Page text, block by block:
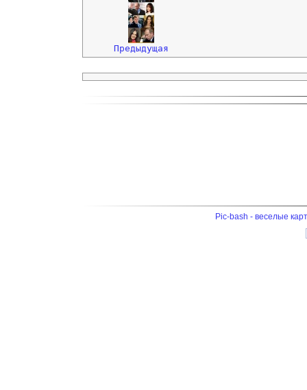
Предыдущая
Pic-bash - веселые